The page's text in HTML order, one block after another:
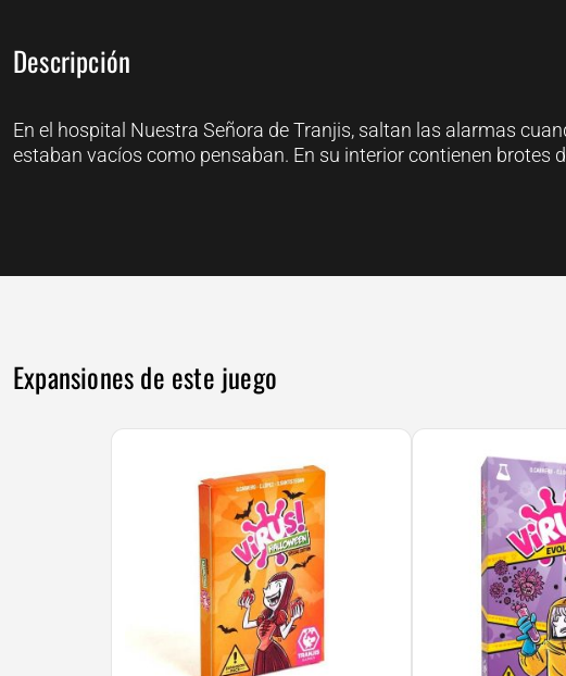
Descripción
En el hospital Nuestra Señora de Tranjis, saltan las alarmas
estaban vacíos como pensaban. En su interior contienen brotes
Expansiones de este juego